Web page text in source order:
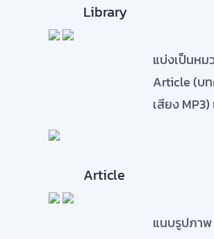
Library
แบ่งเป็นห
Article (บ
เสียง
Article
แนบรูปภาพ